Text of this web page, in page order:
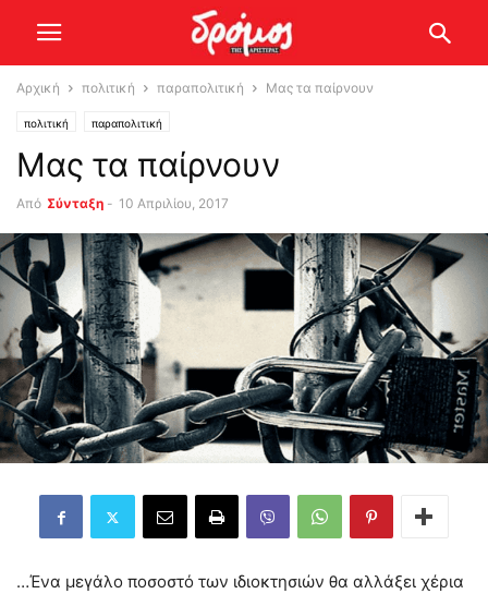
Αρχική πολιτική παραπολιτική Μας τα παίρνουν
πολιτική παραπολιτική
Μας τα παίρνουν
Από Σύνταξη - 10 Απριλίου, 2017
…Ένα μεγάλο ποσοστό των ιδιοκτησιών θα αλλάξει χέρια